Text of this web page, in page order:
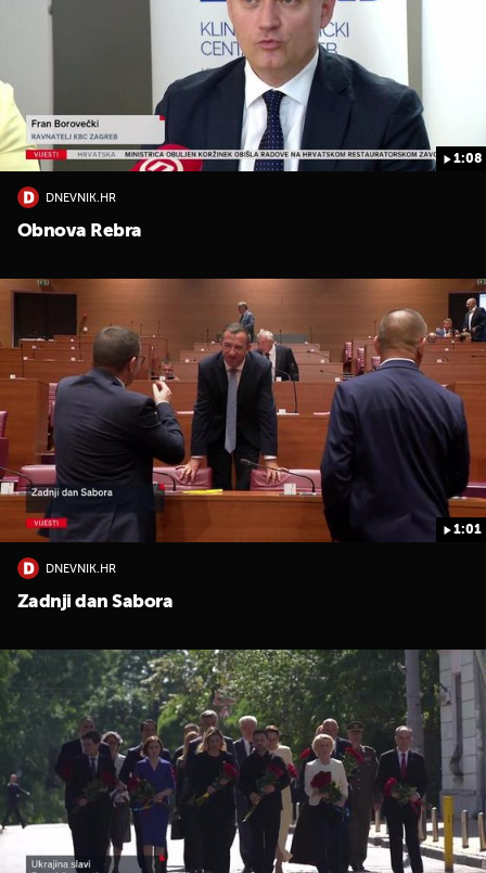
1:08
DNEVNIK.HR
Obnova Rebra
1:01
DNEVNIK.HR
Zadnji dan Sabora